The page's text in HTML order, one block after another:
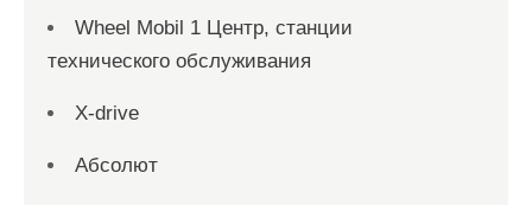
Wheel Mobil 1 Центр, станции
технического обслуживания
X-drive
Абсолют